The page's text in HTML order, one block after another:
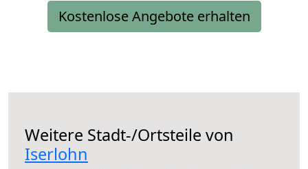
Kostenlose Angebote erhalten
Weitere Stadt-/Ortsteile von
Iserlohn